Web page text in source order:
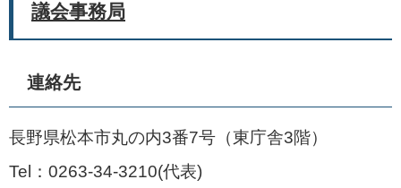
議会事務局
連絡先
長野県松本市丸の内3番7号（東庁舎3階）
Tel：0263-34-3210 代表